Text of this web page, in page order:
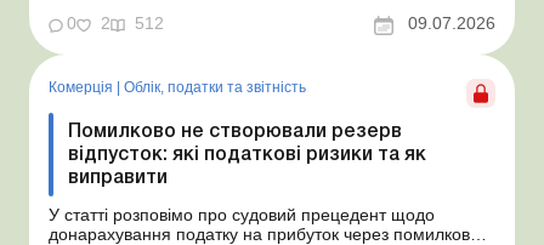
становить 4 000 грн на місяць. Виникла...
0 2 512 09.07.2026
Комерція | Облік, податки та звiтнiсть
Помилково не створювали резерв
відпусток: які податкові ризики та як
виправити
У статті розповімо про судовий прецедент щодо
донарахування податку на прибуток через помилково